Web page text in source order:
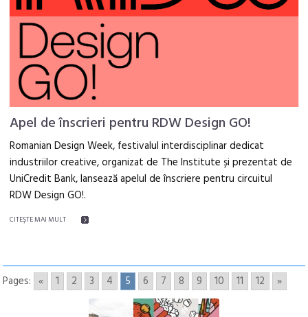
Apel de înscrieri pentru RDW Design GO!
Romanian Design Week, festivalul interdisciplinar dedicat
industriilor creative, organizat de The Institute și prezentat de
UniCredit Bank, lansează apelul de înscriere pentru circuitul
RDW Design GO!.
CITEŞTE MAI MULT
Pages: « 1 2 3 4 5 6 7 8 9 10 11 12 »